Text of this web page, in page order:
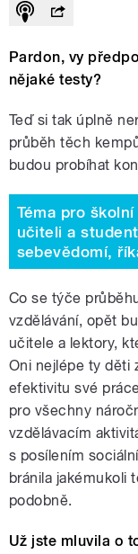
Pardon, vy
nějaké testy?
Teď si tak úplně
průběh těch
budou probíhat
Téma pro
učiteli a
sebevědomí,
Co se týče
vzdělávání, opět
učitele a lektory,
Oni nejlépe ty děti
efektivitu své
pro všechny
vzdělávacím
s posílením
bránila jakémukoli
podobně.
Už jste mluvila o